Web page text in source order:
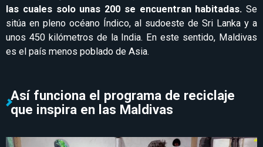
las cuales solo unas 200 se encuentran habitadas. Se
sitúa en pleno océano Índico, al sudoeste de Sri Lanka y a
unos 450 kilómetros de la India. En este sentido, Maldivas
es el país menos poblado de Asia.
Así funciona el programa de reciclaje
que inspira en las Maldivas